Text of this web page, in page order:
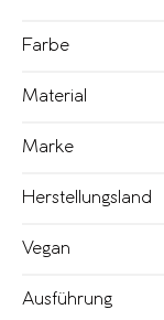
Farbe
Material
Marke
Herstellungsland
Vegan
Ausführung